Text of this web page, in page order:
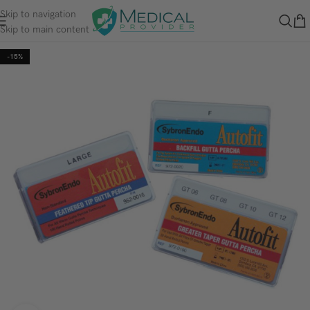
Skip to navigation
Skip to main content
-15%